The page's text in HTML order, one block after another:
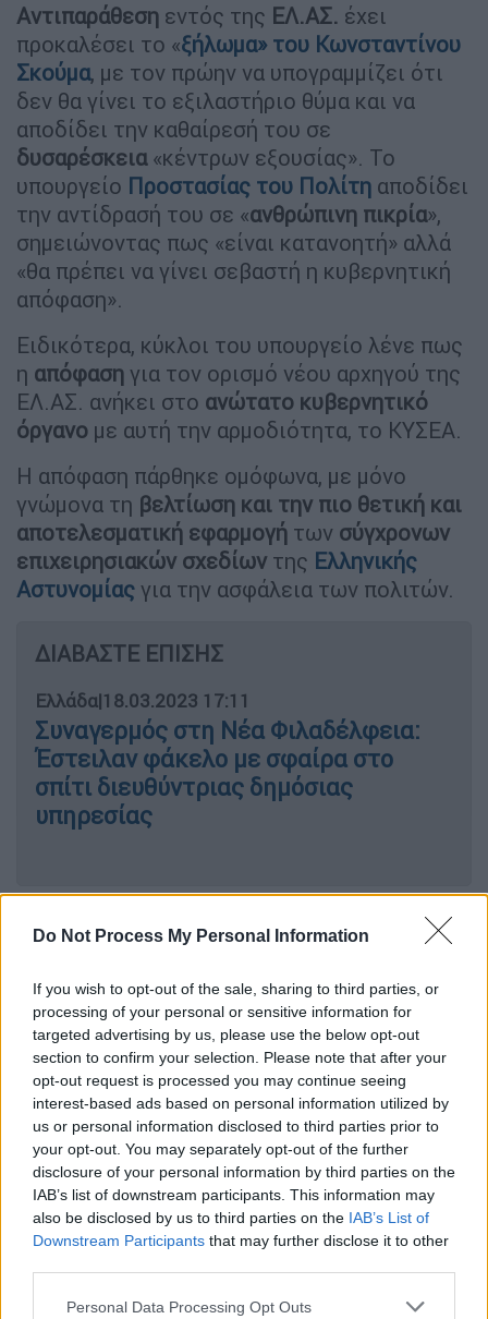
Do Not Process My Personal Information
If you wish to opt-out of the sale, sharing to third parties, or
processing of your personal or sensitive information for
targeted advertising by us, please use the below opt-out
section to confirm your selection. Please note that after your
opt-out request is processed you may continue seeing
interest-based ads based on personal information utilized by
us or personal information disclosed to third parties prior to
your opt-out. You may separately opt-out of the further
disclosure of your personal information by third parties on the
IAB’s list of downstream participants. This information may
also be disclosed by us to third parties on the IAB’s List of
Downstream Participants that may further disclose it to other
Please note that this website/app uses one or more Google
Personal Data Processing Opt Outs
Αντιπαράθεση εντός της ΕΛ.ΑΣ. έχει
προκαλέσει το «ξήλωμα» του Κωνσταντίνου
Σκούμα, με τον πρώην να υπογραμμίζει ότι
δεν θα γίνει το εξιλαστήριο θύμα και να
αποδίδει την καθαίρεσή του σε
δυσαρέσκεια«κέντρων εξουσίας». Το
υπουργείο Προστασίας του Πολίτη αποδίδει
την αντίδρασή του σε «ανθρώπινη πικρία»,
σημειώνοντας πως «είναι κατανοητή» αλλά
«θα πρέπει να γίνει σεβαστή η κυβερνητική
απόφαση».
Ειδικότερα, κύκλοι του υπουργείο λένε πως
η απόφαση για τον ορισμό νέου αρχηγού της
ΕΛ.ΑΣ. ανήκει στο ανώτατο κυβερνητικό
όργανο με αυτή την αρμοδιότητα, το ΚΥΣΕΑ.
Η απόφαση πάρθηκε ομόφωνα, με μόνο
γνώμονα τη βελτίωση και την πιο θετική και
αποτελεσματική εφαρμογή των σύγχρονων
επιχειρησιακών σχεδίων της Ελληνικής
Αστυνομίας για την ασφάλεια των πολιτών.
ΔΙΑΒΑΣΤΕ ΕΠΙΣΗΣ
Ελλάδα|18.03.2023 17:11
Συναγερμός στη Νέα Φιλαδέλφεια:
Έστειλαν φάκελο με σφαίρα στο
σπίτι διευθύντριας δημόσιας
υπηρεσίας
Είναι κατανοητή ασφαλώς και η ανθρώπινη
κυβερνητική απόφαση και ο συλλογικός
στόχος της, τονίζουν οι ίδιες πηγές.
Τα «καρφιά» Σκούμα
Ο Στρατηγός εν αποστρατεία, πλέον,
Κωνσταντίνος Σκούμαςστην πρώτη του
ανακοίνωση-λίγες ώρες αφότου έγινε
γνωστό ότι «ξηλώνεται» από την θέση του
αρχηγού τηςΕΛΑΣ- ρίχνει «καρφιά» προς
«συγκεκριμένα κέντρα εξουσίας», ενώ
προσθέτει πως «δεν θα αναλάβω ευθύνες
του πολιτικού μου προϊσταμένου ούτε θα